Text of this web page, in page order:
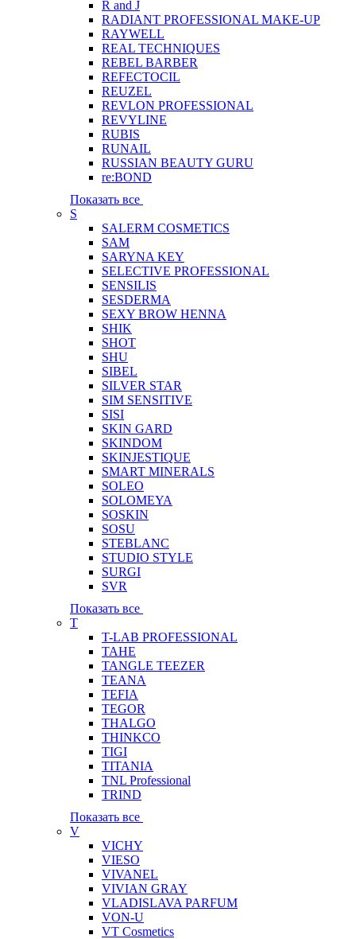
R and J
RADIANT PROFESSIONAL MAKE-UP
RAYWELL
REAL TECHNIQUES
REBEL BARBER
REFECTOCIL
REUZEL
REVLON PROFESSIONAL
REVYLINE
RUBIS
RUNAIL
RUSSIAN BEAUTY GURU
re:BOND
Показать все
S
SALERM COSMETICS
SAM
SARYNA KEY
SELECTIVE PROFESSIONAL
SENSILIS
SESDERMA
SEXY BROW HENNA
SHIK
SHOT
SHU
SIBEL
SILVER STAR
SIM SENSITIVE
SISI
SKIN GARD
SKINDOM
SKINJESTIQUE
SMART MINERALS
SOLEO
SOLOMEYA
SOSKIN
SOSU
STEBLANC
STUDIO STYLE
SURGI
SVR
Показать все
T
T-LAB PROFESSIONAL
TAHE
TANGLE TEEZER
TEANA
TEFIA
TEGOR
THALGO
THINKCO
TIGI
TITANIA
TNL Professional
TRIND
Показать все
V
VICHY
VIESO
VIVANEL
VIVIAN GRAY
VLADISLAVA PARFUM
VON-U
VT Cosmetics